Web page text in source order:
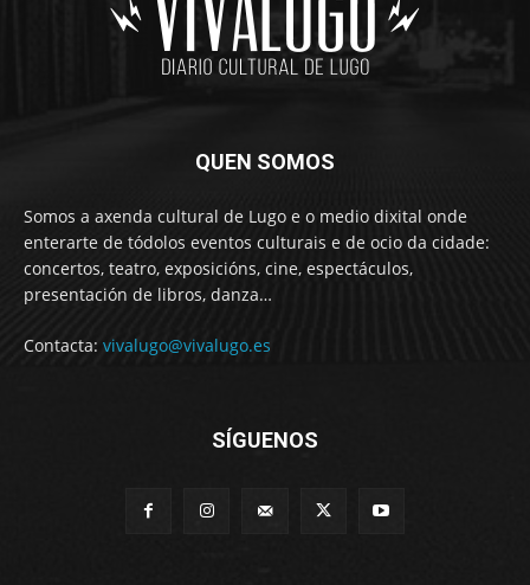
QUEN SOMOS
Somos a axenda cultural de Lugo e o medio dixital onde
enterarte de tódolos eventos culturais e de ocio da cidade:
concertos, teatro, exposicións, cine, espectáculos,
presentación de libros, danza…
Contacta: vivalugo@vivalugo.es
SÍGUENOS